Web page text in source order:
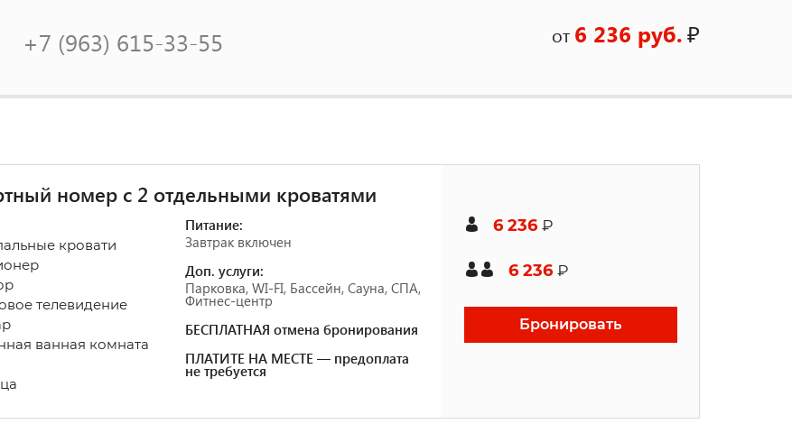
+7 (963) 615-33-55 от 6 236 руб.₽
номер с 2 отдельными кроватями
кровати
телевидение
ванная комната
Питание:
Завтрак включен
Доп. услуги:
Парковка, WI-FI, Бассейн, Сауна, СПА,
Фитнес-центр
БЕСПЛАТНАЯ отмена бронирования
ПЛАТИТЕ НА МЕСТЕ — предоплата
не требуется
6 236 ₽
6 236 ₽
Бронировать